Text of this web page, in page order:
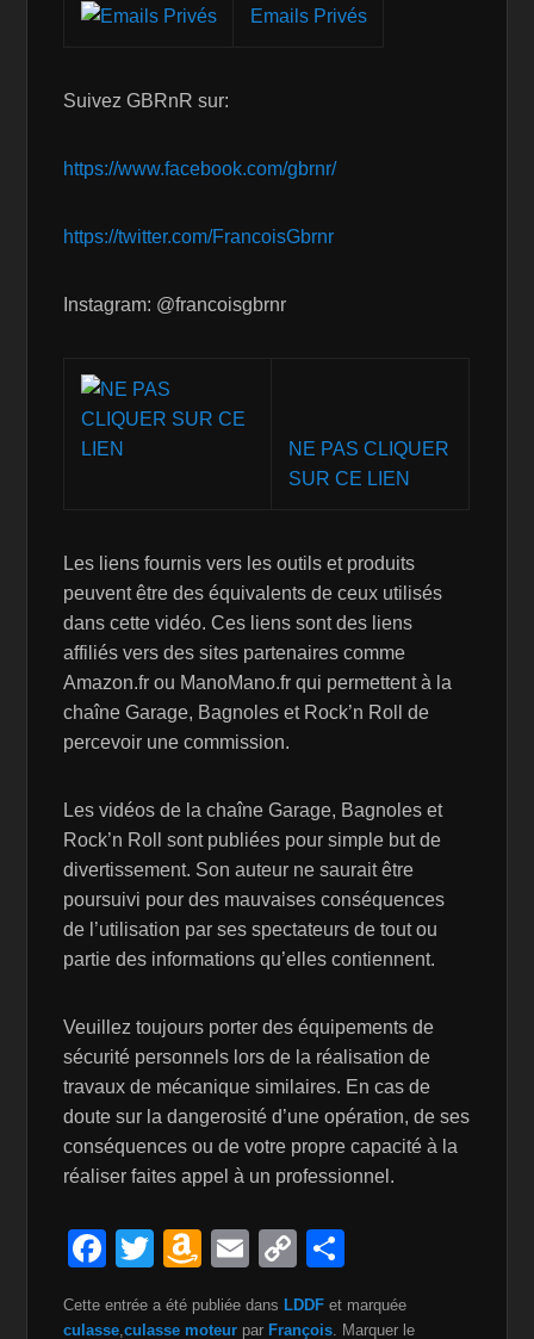
Emails Privés
Suivez GBRnR sur:
https://www.facebook.com/gbrnr/
https://twitter.com/FrancoisGbrnr
Instagram: @francoisgbrnr
NE PAS CLIQUER
SUR CE LIEN
Les liens fournis vers les outils et produits
peuvent être des équivalents de ceux utilisés
dans cette vidéo. Ces liens sont des liens
affiliés vers des sites partenaires comme
Amazon.fr ou ManoMano.fr qui permettent à la
chaîne Garage, Bagnoles et Rock’n Roll de
percevoir une commission.
Les vidéos de la chaîne Garage, Bagnoles et
Rock’n Roll sont publiées pour simple but de
divertissement. Son auteur ne saurait être
poursuivi pour des mauvaises conséquences
de l’utilisation par ses spectateurs de tout ou
partie des informations qu’elles contiennent.
Veuillez toujours porter des équipements de
sécurité personnels lors de la réalisation de
travaux de mécanique similaires. En cas de
doute sur la dangerosité d’une opération, de ses
conséquences ou de votre propre capacité à la
réaliser faites appel à un professionnel.
F
c
T
wi
tt
A
m
a
E
m
ail
C
o
p
ta
Cette entrée a été publiée dans LDDF et marquée
culasse,culasse moteur par François. Marquer le